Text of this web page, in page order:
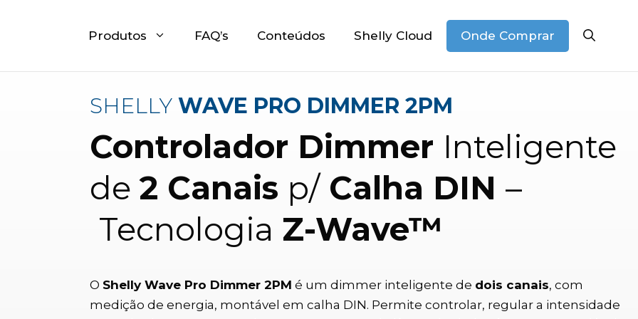
Produtos FAQ’s Conteúdos Shelly Cloud Onde Comprar
SHELLY WAVE PRO DIMMER 2PM
Controlador Dimmer Inteligente
de2 Canais p/ Calha DIN –
Tecnologia Z-Wave™
O Shelly Wave Pro Dimmer 2PM é um dimmer inteligente de dois canais, com
medição de energia, montável em calha DIN. Permite controlar, regular a intensidade